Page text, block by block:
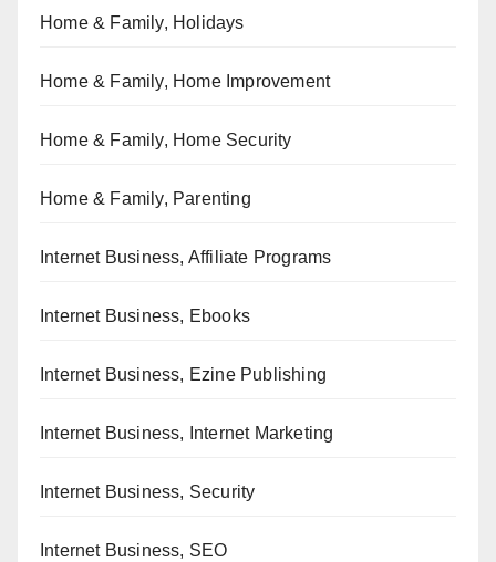
Home & Family, Holidays
Home & Family, Home Improvement
Home & Family, Home Security
Home & Family, Parenting
Internet Business, Affiliate Programs
Internet Business, Ebooks
Internet Business, Ezine Publishing
Internet Business, Internet Marketing
Internet Business, Security
Internet Business, SEO